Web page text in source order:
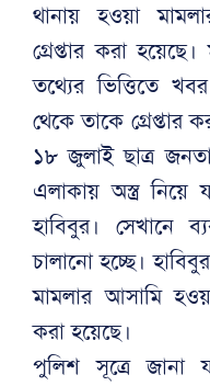
থানায় হওয়া
গ্রেপ্তার করা
তথ্যের ভিত্তিতে
থেকে তাকে গ্রেপ্তার
১৮ জুলাই ছাত্র
এলাকায় অস্ত্র নিয়ে
হাবিবুর। সেখানে
চালানো হচ্ছে।
মামলার আসামি
করা হয়েছে।
পুলিশ সূত্রে